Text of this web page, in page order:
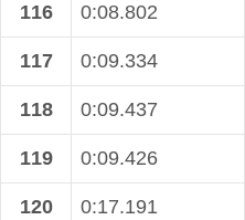
116 0:08.802
117 0:09.334
118 0:09.437
119 0:09.426
120 0:17.191